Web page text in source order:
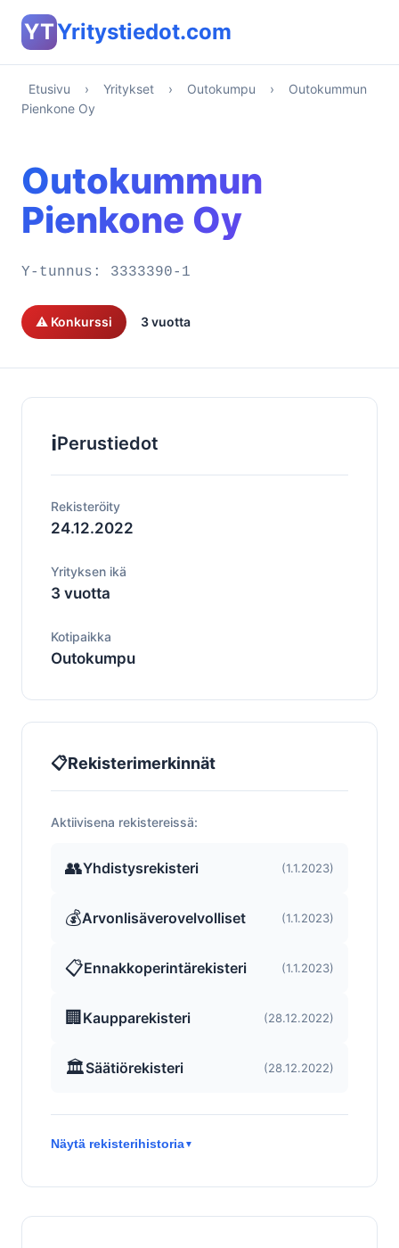
YTYritystiedot.com
Etusivu › Yritykset › Outokumpu ›
Outokummun
Pienkone Oy
Outokummun
Pienkone Oy
Y-tunnus: 3333390-1
⚠️ Konkurssi 3 vuotta
ℹ️Perustiedot
Rekisteröity
24.12.2022
Yrityksen ikä
3 vuotta
Kotipaikka
Outokumpu
📋Rekisterimerkinnät
Aktiivisena rekistereissä:
👥Yhdistysrekisteri (1.1.2023)
💰Arvonlisäverovelvolliset (1.1.2023)
📋Ennakkoperintärekisteri (1.1.2023)
🏢 Kaupparekisteri (28.12.2022)
🏛️Säätiörekisteri (28.12.2022)
Näytä rekisterihistoria▼